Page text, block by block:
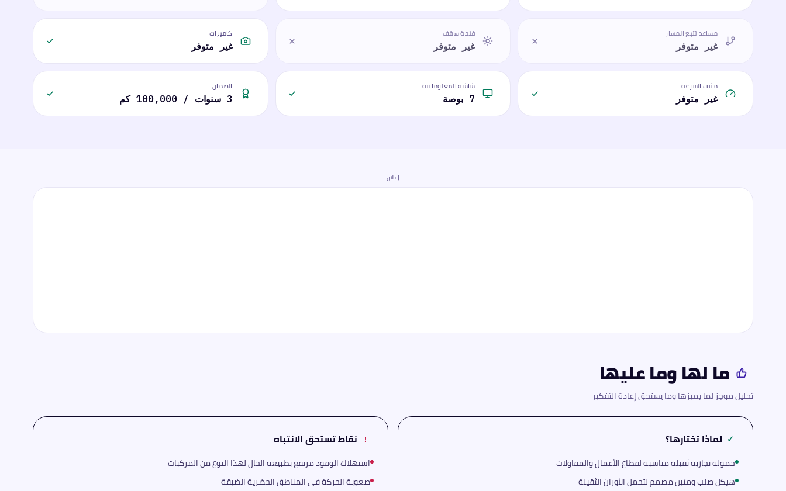
مساعد تتبع المسار
غير متوفر
فتحة سقف
غير متوفر
كاميرات
غير متوفر
مثبت السرعة
غير متوفر
شاشة المعلوماتية
7 بوصة
الضمان
3 سنوات / 100,000 كم
إعلان
ما لها وما عليها
تحليل موجز لما يميزها وما يستحق إعادة التفكير
✓ لماذا تختارها؟
حمولة تجارية ثقيلة مناسبة لقطاع الأعمال والمقاولات
هيكل صلب ومتين مصمم لتحمل الأوزان الثقيلة
! نقاط تستحق الانتباه
استهلاك الوقود مرتفع بطبيعة الحال لهذا النوع من المركبات
صعوبة الحركة في المناطق الحضرية الضيقة